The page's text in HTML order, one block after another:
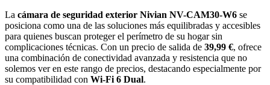
La cámara de seguridad exterior Nivian NV-CAM30-W6 se
posiciona como una de las soluciones más equilibradas y accesibles
para quienes buscan proteger el perímetro de su hogar sin
complicaciones técnicas. Con un precio de salida de 39,99 €, ofrece
una combinación de conectividad avanzada y resistencia que no
solemos ver en este rango de precios, destacando especialmente por
su compatibilidad con Wi-Fi 6 Dual.